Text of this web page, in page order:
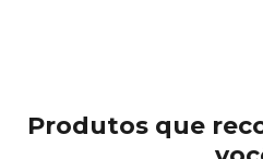
Produtos que